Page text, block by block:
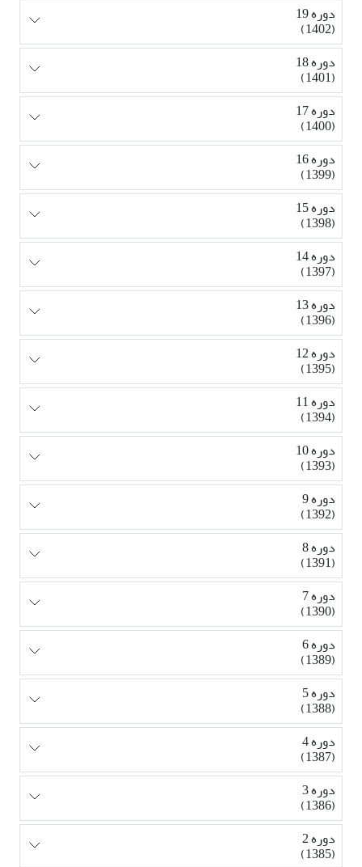
دوره 19
(1402)
دوره 18
(1401)
دوره 17
(1400)
دوره 16
(1399)
دوره 15
(1398)
دوره 14
(1397)
دوره 13
(1396)
دوره 12
(1395)
دوره 11
(1394)
دوره 10
(1393)
دوره 9
(1392)
دوره 8
(1391)
دوره 7
(1390)
دوره 6
(1389)
دوره 5
(1388)
دوره 4
(1387)
دوره 3
(1386)
دوره 2
(1385)